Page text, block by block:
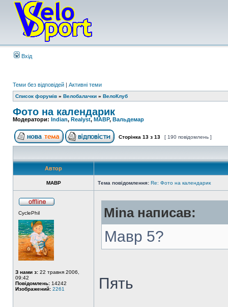
Вхід
Теми без відповідей | Активні теми
Список форумів » Велобалачки » ВелоКлуб
Фото на календарик
Модератори: Indian, Realyst, MABP, Вальдемар
Сторінка 13 з 13 [ 190 повідомлень ]
Автор
MABP Тема повідомлення: Re: Фото на календарик
CyclePhil
З нами з: 22 травня 2006,
09:42
Повідомлень: 14242
Изображений: 2261
Mina написав:
Мавр 5?
Пять